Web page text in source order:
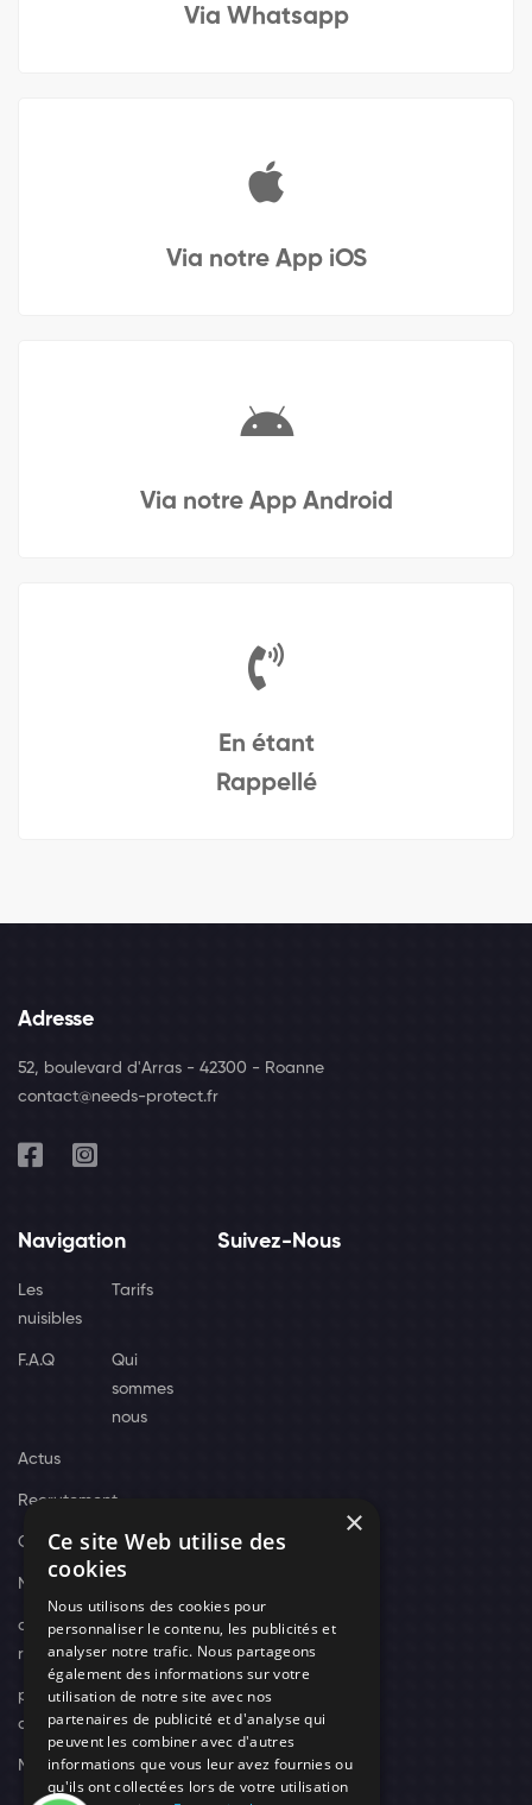
Via Whatsapp
Via notre App iOS
Via notre App Android
En étant
Rappellé
Adresse
52, boulevard d'Arras - 42300 - Roanne
contact@needs-protect.fr
Navigation
Les
nuisibles
Tarifs
F.A.Q
Qui
sommes
nous
Actus
Recrutement
Contact
Nos techniciens
campagne-
recrutement
politique de
confidentialité
Mentions légales
Suivez-Nous
×
Ce site Web utilise des
cookies
Nous utilisons des cookies pour
personnaliser le contenu, les publicités et
analyser notre trafic. Nous partageons
également des informations sur votre
utilisation de notre site avec nos
partenaires de publicité et d'analyse qui
peuvent les combiner avec d'autres
informations que vous leur avez fournies ou
qu'ils ont collectées lors de votre utilisation